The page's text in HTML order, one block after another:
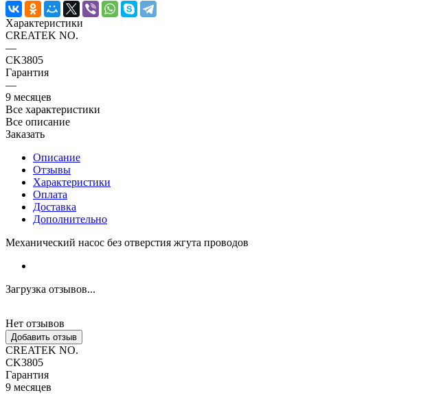
Характеристики
CREATEK NO.
—
CK3805
Гарантия
—
9 месяцев
Все характеристики
Все описание
Заказать
Описание
Отзывы
Характеристики
Оплата
Доставка
Дополнительно
Механический насос без отверстия жгута проводов
Загрузка отзывов...
Нет отзывов
Добавить отзыв
CREATEK NO.
CK3805
Гарантия
9 месяцев